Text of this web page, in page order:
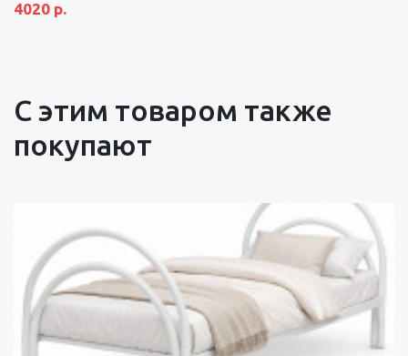
4020 р.
С этим товаром также
покупают